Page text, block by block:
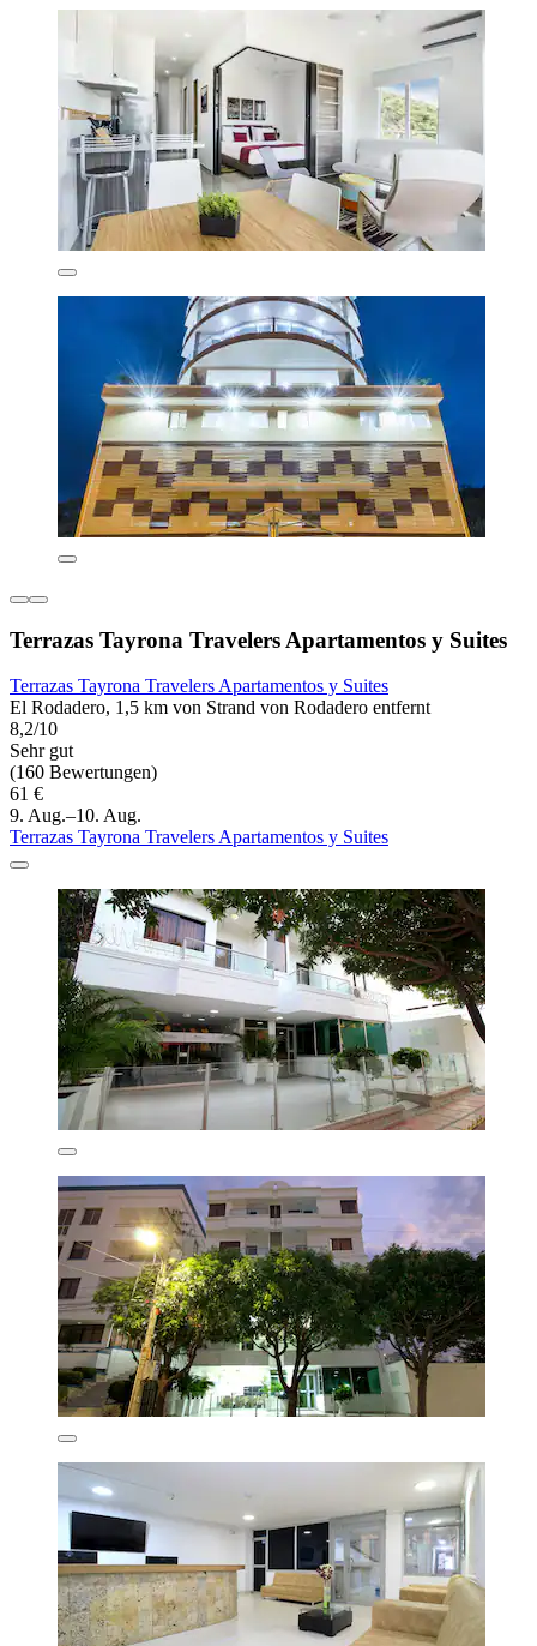
Terrazas Tayrona Travelers Apartamentos y Suites
Terrazas Tayrona Travelers Apartamentos y Suites
El Rodadero, 1,5 km von Strand von Rodadero entfernt
8,2/10
Sehr gut
(160 Bewertungen)
61 €
9. Aug.–10. Aug.
Terrazas Tayrona Travelers Apartamentos y Suites